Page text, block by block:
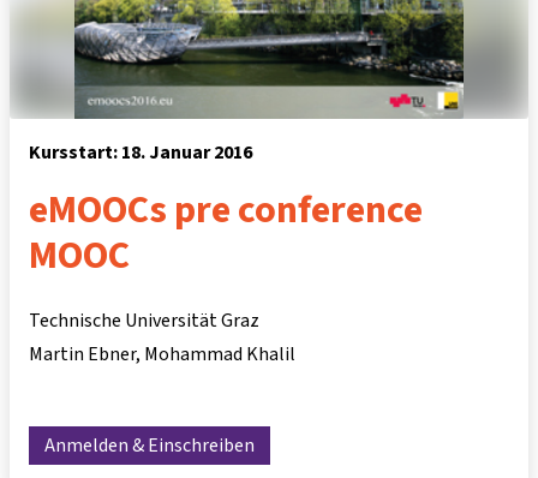
Kursstart: 18. Januar 2016
eMOOCs pre conference
MOOC
Technische Universität Graz
Martin Ebner Mohammad Khalil
Anmelden & Einschreiben